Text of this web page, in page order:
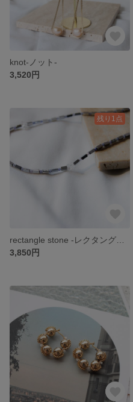
knot-ノット-
3,520円
残り1点
3,850円